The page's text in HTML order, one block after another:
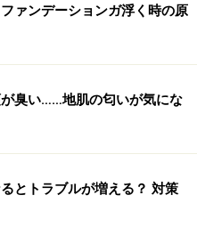
ァンデーションガ浮く時の原
臭い……地肌の匂いが気にな
とトラブルが増える？ 対策